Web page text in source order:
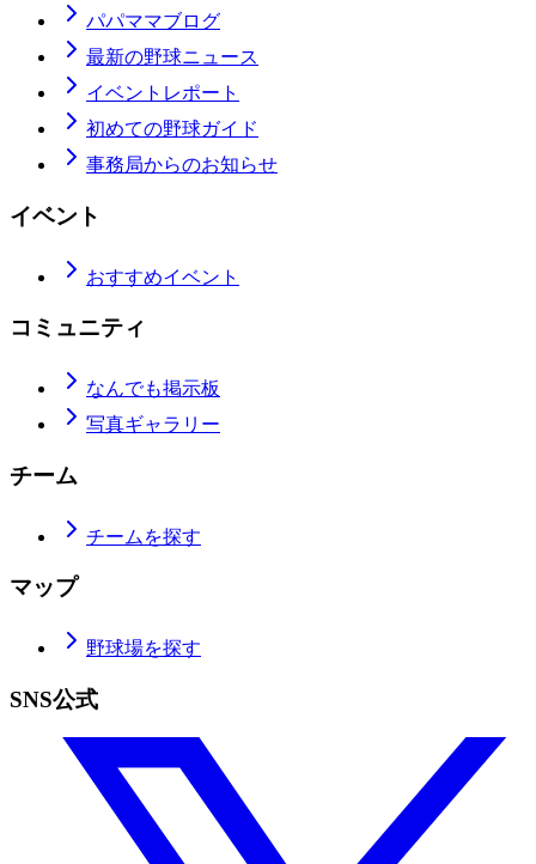
パパママブログ
最新の野球ニュース
イベントレポート
初めての野球ガイド
事務局からのお知らせ
イベント
おすすめイベント
コミュニティ
なんでも掲示板
写真ギャラリー
チーム
チームを探す
マップ
野球場を探す
SNS公式